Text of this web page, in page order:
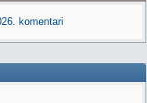
komentari